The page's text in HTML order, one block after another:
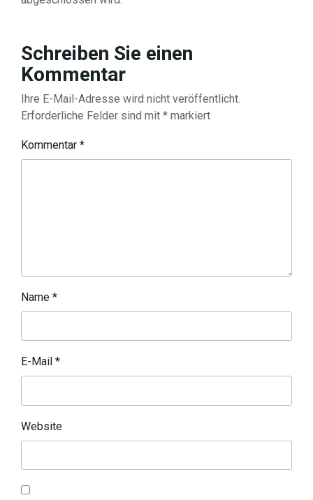
Schreiben Sie einen
Kommentar
Ihre E-Mail-Adresse wird nicht veröffentlicht.
Erforderliche Felder sind mit * markiert
Kommentar *
Name *
E-Mail *
Website